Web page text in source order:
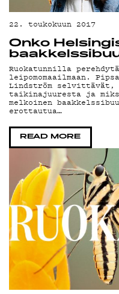
KIRJAUDU SISÄÄN
22. toukokuun 2017
Onko
Ruokatunnilla
leipomomaailmaan.
Lindström selvittävät,
taikinajuuresta ja
melkoinen
erottautua…
READ MORE